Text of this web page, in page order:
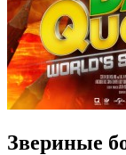
Звериные